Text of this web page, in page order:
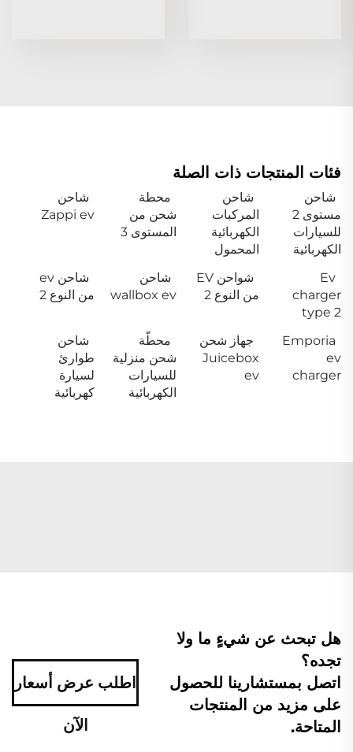
فئات المنتجات ذات الصلة
شاحن
مستوى 2
للسيارات
الكهربائية
شاحن
المركبات
الكهربائية
المحمول
محطة
شحن من
المستوى 3
شاحن
Zappi ev
Ev
charger
type 2
شواحن EV
من النوع 2
شاحن
wallbox ev
شاحن ev
من النوع 2
Emporia
ev
charger
جهاز شحن
Juicebox
ev
محطّة
شحن منزلية
للسيارات
الكهربائية
شاحن
طوارئ
لسيارة
كهربائية
هل تبحث عن شيءٍ ما ولا
تجده؟
اتصل بمستشارينا للحصول
على مزيد من المنتجات
المتاحة.
اطلب عرض أسعار
الآن